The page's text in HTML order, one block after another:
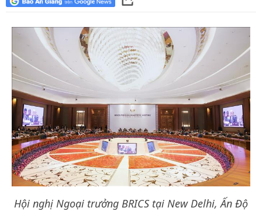
Hội nghị Ngoại trưởng BRICS tại New Delhi, Ấn Độ